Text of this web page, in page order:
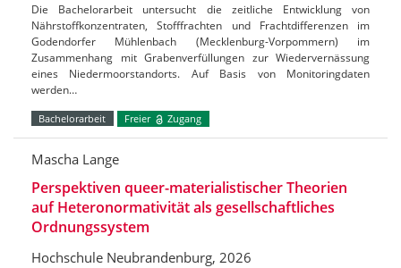
Die Bachelorarbeit untersucht die zeitliche Entwicklung von
Nährstoffkonzentraten, Stofffrachten und Frachtdifferenzen im
Godendorfer Mühlenbach (Mecklenburg-Vorpommern) im
Zusammenhang mit Grabenverfüllungen zur Wiedervernässung
eines Niedermoorstandorts. Auf Basis von Monitoringdaten
werden…
Bachelorarbeit Freier Zugang
Mascha Lange
Perspektiven queer-materialistischer Theorien
auf Heteronormativität als gesellschaftliches
Ordnungssystem
Hochschule Neubrandenburg, 2026